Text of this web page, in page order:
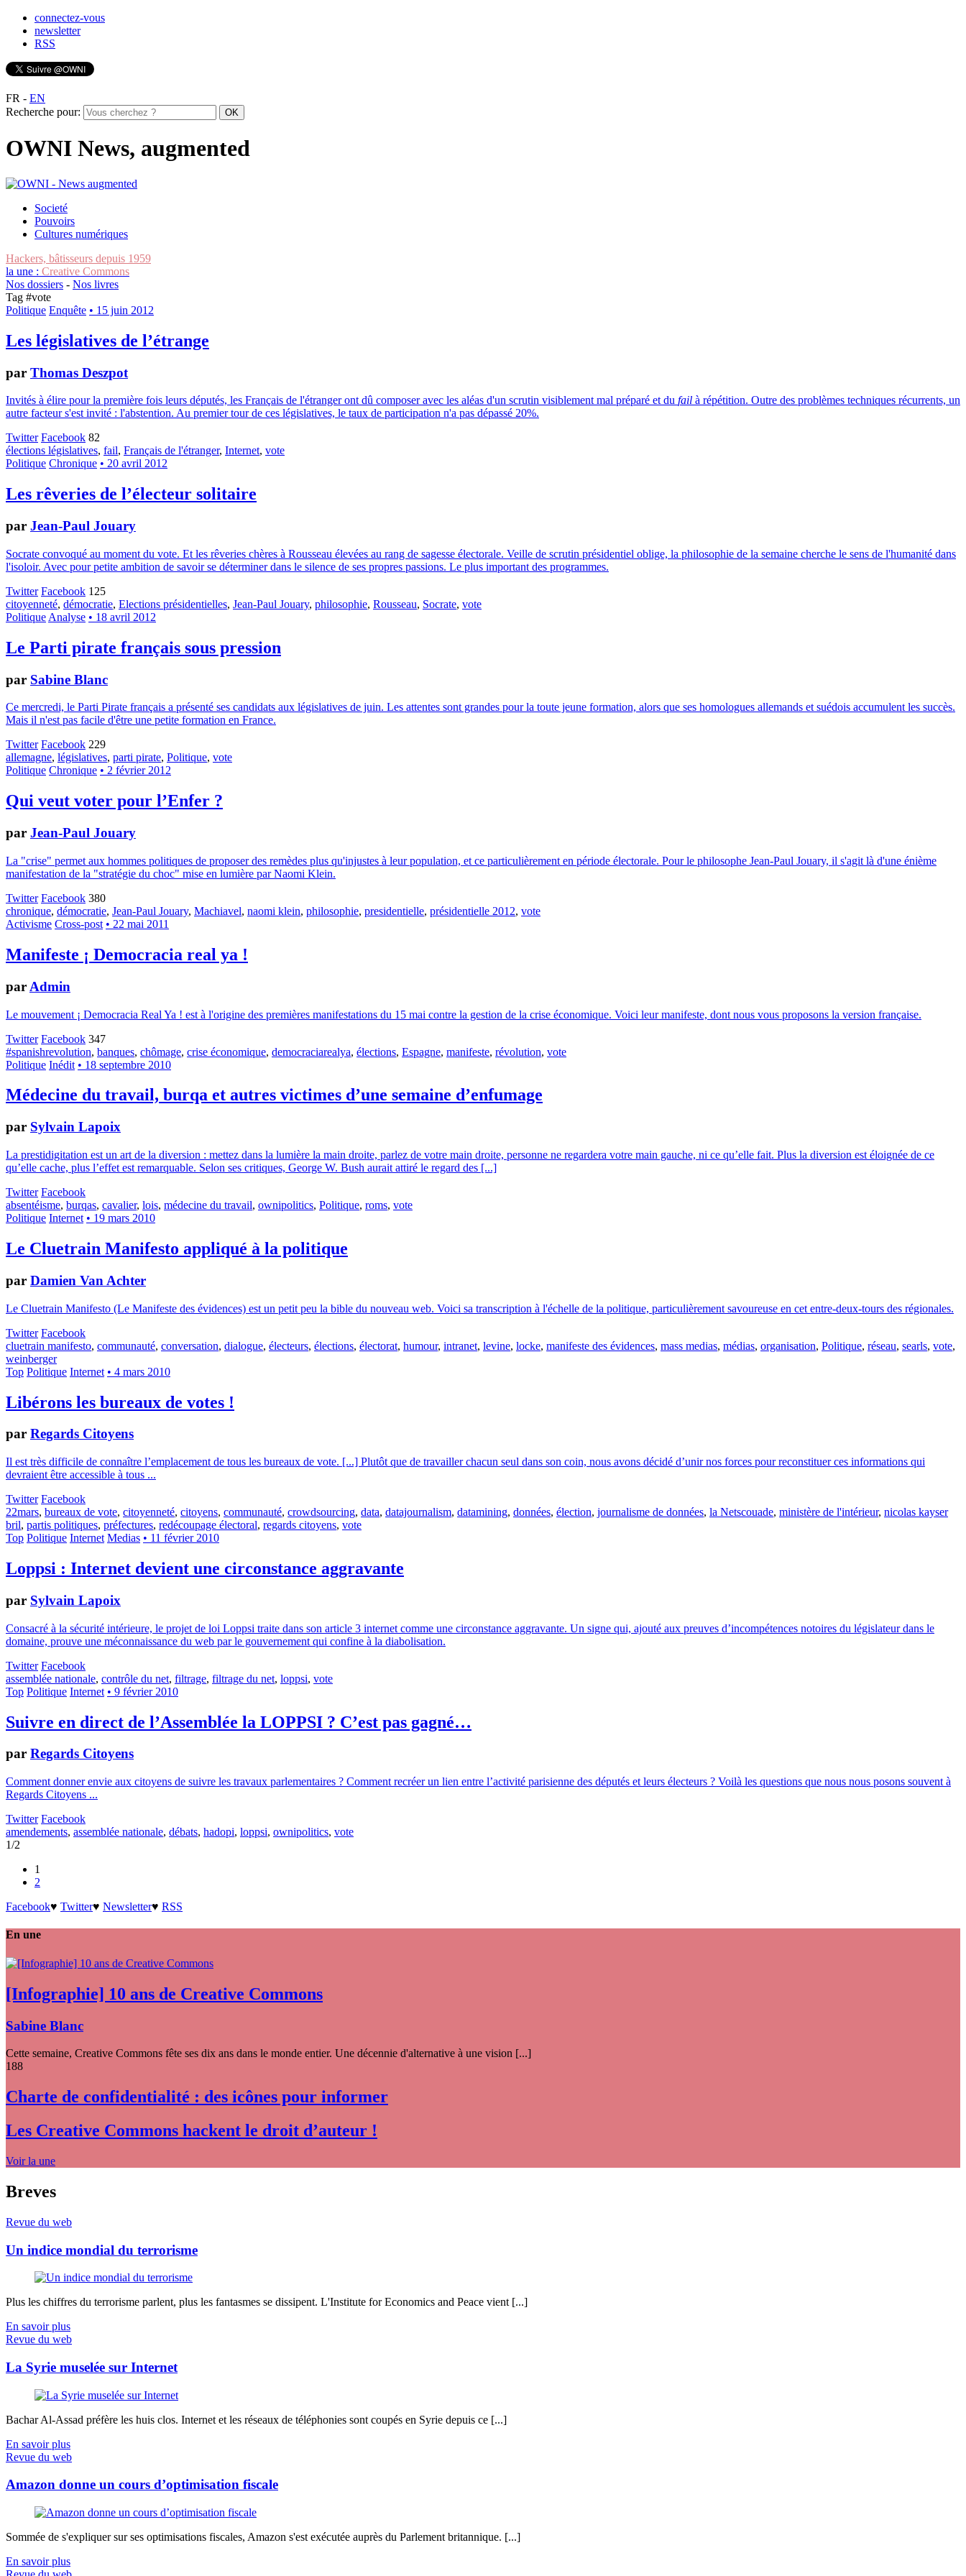
connectez-vous
newsletter
RSS
FR - EN
Recherche pour:
OWNI News, augmented
Societé
Pouvoirs
Cultures numériques
Hackers, bâtisseurs depuis 1959
la une : Creative Commons
Nos dossiers - Nos livres
Tag #vote
Politique Enquête • 15 juin 2012
Les législatives de l’étrange
par Thomas Deszpot
Invités à élire pour la première fois leurs députés, les Français de l'étranger ont dû composer avec les aléas d'un scrutin visiblement mal préparé et du fail à répétition. Outre des problèmes techniques récurrents, un
autre facteur s'est invité : l'abstention. Au premier tour de ces législatives, le taux de participation n'a pas dépassé 20%.
Twitter Facebook 82
élections législatives, fail, Français de l'étranger, Internet, vote
Politique Chronique • 20 avril 2012
Les rêveries de l’électeur solitaire
par Jean-Paul Jouary
Socrate convoqué au moment du vote. Et les rêveries chères à Rousseau élevées au rang de sagesse électorale. Veille de scrutin présidentiel oblige, la philosophie de la semaine cherche le sens de l'humanité dans
l'isoloir. Avec pour petite ambition de savoir se déterminer dans le silence de ses propres passions. Le plus important des programmes.
Twitter Facebook 125
citoyenneté, démocratie, Elections présidentielles, Jean-Paul Jouary, philosophie, Rousseau, Socrate, vote
Politique Analyse • 18 avril 2012
Le Parti pirate français sous pression
par Sabine Blanc
Ce mercredi, le Parti Pirate français a présenté ses candidats aux législatives de juin. Les attentes sont grandes pour la toute jeune formation, alors que ses homologues allemands et suédois accumulent les succès.
Mais il n'est pas facile d'être une petite formation en France.
Twitter Facebook 229
allemagne, législatives, parti pirate, Politique, vote
Politique Chronique • 2 février 2012
Qui veut voter pour l’Enfer ?
par Jean-Paul Jouary
La "crise" permet aux hommes politiques de proposer des remèdes plus qu'injustes à leur population, et ce particulièrement en période électorale. Pour le philosophe Jean-Paul Jouary, il s'agit là d'une énième
manifestation de la "stratégie du choc" mise en lumière par Naomi Klein.
Twitter Facebook 380
chronique, démocratie, Jean-Paul Jouary, Machiavel, naomi klein, philosophie, presidentielle, présidentielle 2012, vote
Activisme Cross-post • 22 mai 2011
Manifeste ¡ Democracia real ya !
par Admin
Le mouvement ¡ Democracia Real Ya ! est à l'origine des premières manifestations du 15 mai contre la gestion de la crise économique. Voici leur manifeste, dont nous vous proposons la version française.
Twitter Facebook 347
#spanishrevolution, banques, chômage, crise économique, democraciarealya, élections, Espagne, manifeste, révolution, vote
Politique Inédit • 18 septembre 2010
Médecine du travail, burqa et autres victimes d’une semaine d’enfumage
par Sylvain Lapoix
La prestidigitation est un art de la diversion : mettez dans la lumière la main droite, parlez de votre main droite, personne ne regardera votre main gauche, ni ce qu’elle fait. Plus la diversion est éloignée de ce
qu’elle cache, plus l’effet est remarquable. Selon ses critiques, George W. Bush aurait attiré le regard des [...]
Twitter Facebook
absentéisme, burqas, cavalier, lois, médecine du travail, ownipolitics, Politique, roms, vote
Politique Internet • 19 mars 2010
Le Cluetrain Manifesto appliqué à la politique
par Damien Van Achter
Le Cluetrain Manifesto (Le Manifeste des évidences) est un petit peu la bible du nouveau web. Voici sa transcription à l'échelle de la politique, particulièrement savoureuse en cet entre-deux-tours des régionales.
Twitter Facebook
cluetrain manifesto, communauté, conversation, dialogue, électeurs, élections, électorat, humour, intranet, levine, locke, manifeste des évidences, mass medias, médias, organisation, Politique, réseau, searls, vote,
weinberger
Top Politique Internet • 4 mars 2010
Libérons les bureaux de votes !
par Regards Citoyens
Il est très difficile de connaître l’emplacement de tous les bureaux de vote. [...] Plutôt que de travailler chacun seul dans son coin, nous avons décidé d’unir nos forces pour reconstituer ces informations qui
devraient être accessible à tous ...
Twitter Facebook
22mars, bureaux de vote, citoyenneté, citoyens, communauté, crowdsourcing, data, datajournalism, datamining, données, élection, journalisme de données, la Netscouade, ministère de l'intérieur, nicolas kayser
bril, partis politiques, préfectures, redécoupage électoral, regards citoyens, vote
Top Politique Internet Medias • 11 février 2010
Loppsi : Internet devient une circonstance aggravante
par Sylvain Lapoix
Consacré à la sécurité intérieure, le projet de loi Loppsi traite dans son article 3 internet comme une circonstance aggravante. Un signe qui, ajouté aux preuves d’incompétences notoires du législateur dans le
domaine, prouve une méconnaissance du web par le gouvernement qui confine à la diabolisation.
Twitter Facebook
assemblée nationale, contrôle du net, filtrage, filtrage du net, loppsi, vote
Top Politique Internet • 9 février 2010
Suivre en direct de l’Assemblée la LOPPSI ? C’est pas gagné…
par Regards Citoyens
Comment donner envie aux citoyens de suivre les travaux parlementaires ? Comment recréer un lien entre l’activité parisienne des députés et leurs électeurs ? Voilà les questions que nous nous posons souvent à
Regards Citoyens ...
Twitter Facebook
amendements, assemblée nationale, débats, hadopi, loppsi, ownipolitics, vote
1/2
1
2
Facebook♥ Twitter♥ Newsletter♥ RSS
En une
[Infographie] 10 ans de Creative Commons
Sabine Blanc
Cette semaine, Creative Commons fête ses dix ans dans le monde entier. Une décennie d'alternative à une vision [...]
188
Charte de confidentialité : des icônes pour informer
Les Creative Commons hackent le droit d’auteur !
Voir la une
Breves
Revue du web
Un indice mondial du terrorisme
Plus les chiffres du terrorisme parlent, plus les fantasmes se dissipent. L'Institute for Economics and Peace vient [...]
En savoir plus
Revue du web
La Syrie muselée sur Internet
Bachar Al-Assad préfère les huis clos. Internet et les réseaux de téléphonies sont coupés en Syrie depuis ce [...]
En savoir plus
Revue du web
Amazon donne un cours d’optimisation fiscale
Sommée de s'expliquer sur ses optimisations fiscales, Amazon s'est exécutée auprès du Parlement britannique. [...]
En savoir plus